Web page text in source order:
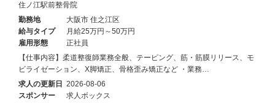
住ノ江駅前整骨院
勤務地
大阪市 住之江区
給与タイプ
月給25万円～50万円
雇用形態
正社員
【仕事内容】柔道整復師業務全般、テーピング、筋・筋膜リリース、モ
ビライゼーション、X脚矯正、骨格歪み矯正など ・業務…
求人の更新日 2026-08-06
スポンサー
求人ボックス